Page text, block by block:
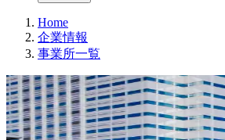
Home
企業情報
事業所一覧